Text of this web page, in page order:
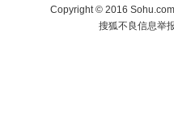
Copyright©2016
搜狐不良信息举